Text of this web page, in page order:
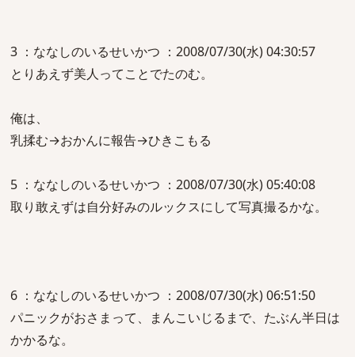
3 ：ななしのいるせいかつ ：2008/07/30(水) 04:30:57
とりあえず美人ってことでたのむ。
俺は、
乳揉む→おかんに報告→ひきこもる
5 ：ななしのいるせいかつ ：2008/07/30(水) 05:40:08
取り敢えずは自分好みのルックスにして写真撮るかな。
6 ：ななしのいるせいかつ ：2008/07/30(水) 06:51:50
パニックがおさまって、まんこいじるまで、たぶん半日は
かかるな。